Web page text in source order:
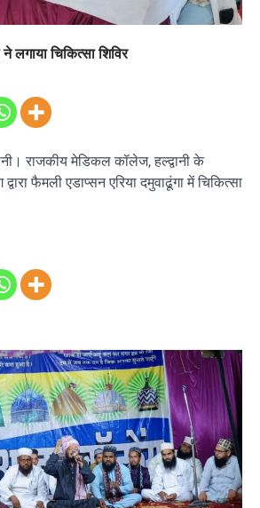
लगाया चिकित्सा शिविर
राजकीय मेडिकल कॉलेज, हल्द्वानी के
फैमली एडाप्सन एरिया दमुवाढूंगा में चिकित्सा